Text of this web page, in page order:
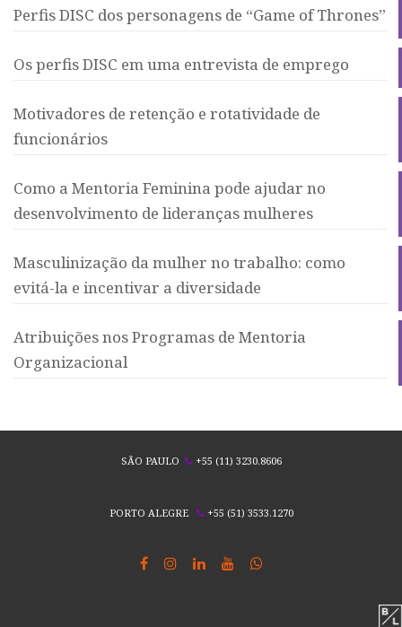
Perfis DISC dos personagens de “Game of Thrones”
Os perfis DISC em uma entrevista de emprego
Motivadores de retenção e rotatividade de
funcionários
Como a Mentoria Feminina pode ajudar no
desenvolvimento de lideranças mulheres
Masculinização da mulher no trabalho: como
evitá-la e incentivar a diversidade
Atribuições nos Programas de Mentoria
Organizacional
SÃO PAULO +55 (11) 3230.8606
PORTO ALEGRE +55 (51) 3533.1270